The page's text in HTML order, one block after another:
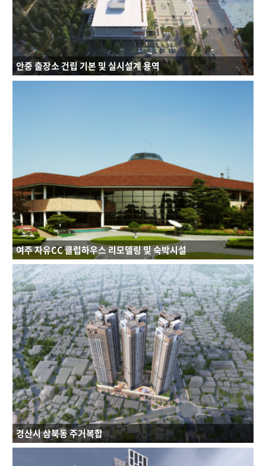
연면적 : 21,720.72㎡
규모 : B1F - 4F
건축용도 : 업무시설
안중 출장소 건립 기본 및 실시설계 용역
연면적 : 24,397.68㎡
규모 : B1F - 5F
건축용도 : 숙박시설
여주 자유CC 클럽하우스 리모델링 및 숙박시설
경산시 삼북동 주거복합